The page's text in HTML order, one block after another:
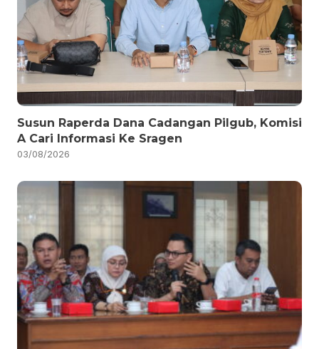
Susun Raperda Dana Cadangan Pilgub, Komisi
A Cari Informasi Ke Sragen
03/08/2026